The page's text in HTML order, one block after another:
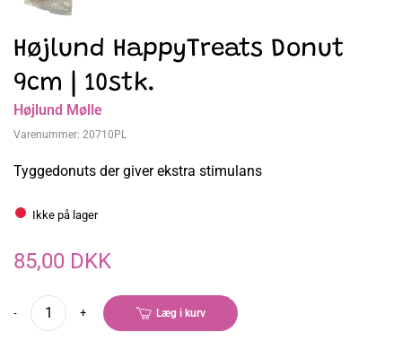
Højlund HappyTreats Donut
9cm | 10stk.
Højlund Mølle
Varenummer: 20710PL
Tyggedonuts der giver ekstra stimulans
Ikke på lager
85,00 DKK
- + Læg i kurv